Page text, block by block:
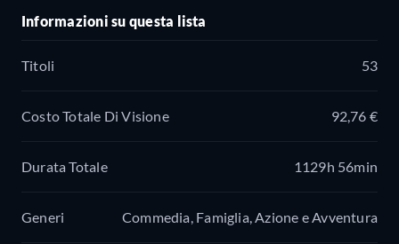
Informazioni su questa lista
Titoli 53
Costo Totale Di Visione 92,76 €
Durata Totale 1129h 56min
Generi Commedia, Famiglia, Azione e Avventura